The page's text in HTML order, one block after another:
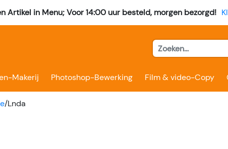
Artikel in Menu; Voor 14:00 uur besteld, morgen bezorgd!
Makerij Photoshop-Bewerking Film & video-Copy
/Lnda